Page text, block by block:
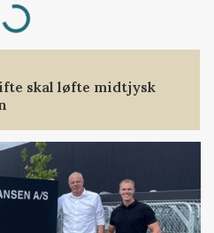
skal løfte midtjysk